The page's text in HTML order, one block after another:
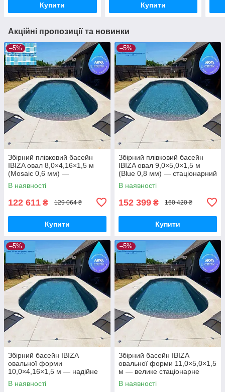
Купити Купити
Акційні пропозиції та новинки
–5%
Збірний плівковий басейн
IBIZA овал 8,0×4,16×1,5 м
(Mosaic 0,6 мм) —
стаціонарний басейн під
встановлення в котлован
В наявності
122 611 ₴ 129 064 ₴
Купити
–5%
Збірний плівковий басейн
IBIZA овал 9,0×5,0×1,5 м
(Blue 0,8 мм) — стаціонарний
басейн під встановлення в
котлован
В наявності
152 399 ₴ 160 420 ₴
Купити
–5%
Збірний басейн IBIZA
овальної форми
10,0×4,16×1,5 м — надійне
стаціонарне рішення для
великої ділянки
В наявності
–5%
Збірний басейн IBIZA
овальної форми 11,0×5,0×1,5
м — велике стаціонарне
рішення для комфортного
плавання
В наявності